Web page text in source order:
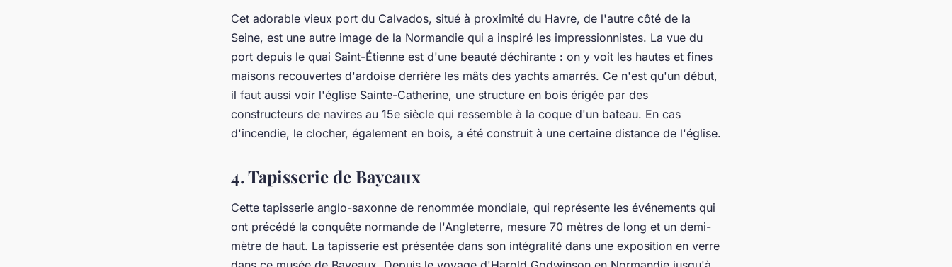
Cet adorable vieux port du Calvados, situé à proximité du Havre, de l'autre côté de la
Seine, est une autre image de la Normandie qui a inspiré les impressionnistes. La vue du
port depuis le quai Saint-Étienne est d'une beauté déchirante : on y voit les hautes et fines
maisons recouvertes d'ardoise derrière les mâts des yachts amarrés. Ce n'est qu'un début,
il faut aussi voir l'église Sainte-Catherine, une structure en bois érigée par des
constructeurs de navires au 15e siècle qui ressemble à la coque d'un bateau. En cas
d'incendie, le clocher, également en bois, a été construit à une certaine distance de l'église.
4. Tapisserie de Bayeaux
Cette tapisserie anglo-saxonne de renommée mondiale, qui représente les événements qui
ont précédé la conquête normande de l'Angleterre, mesure 70 mètres de long et un demi-
mètre de haut. La tapisserie est présentée dans son intégralité dans une exposition en verre